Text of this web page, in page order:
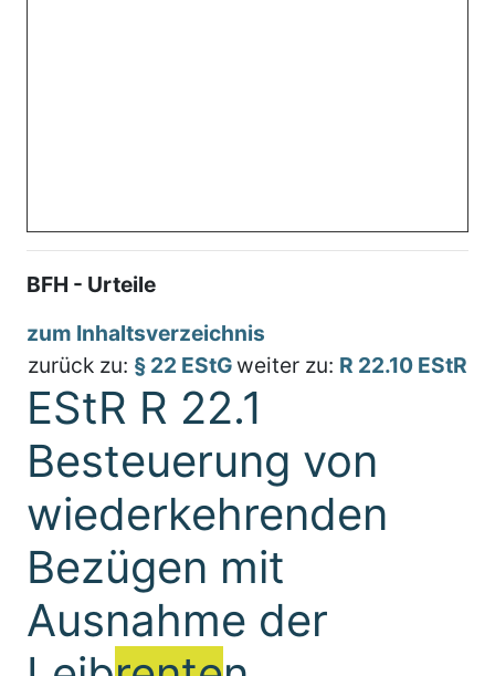
BFH - Urteile
zum Inhaltsverzeichnis
zurück zu: § 22 EStGweiter zu: R 22.10 EStR
EStR R 22.1
Besteuerung von
wiederkehrenden
Bezügen mit
Ausnahme der